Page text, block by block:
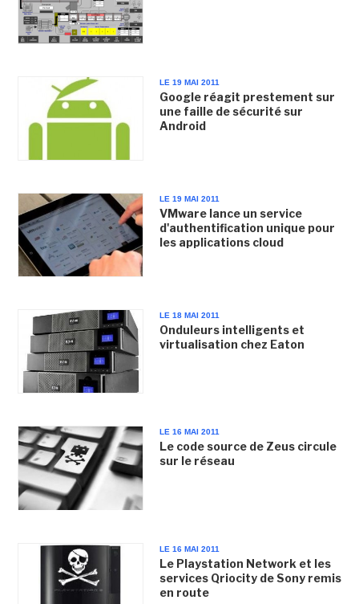
LE 19 MAI 2011
Google réagit prestement sur
une faille de sécurité sur
Android
LE 19 MAI 2011
VMware lance un service
d'authentification unique pour
les applications cloud
LE 18 MAI 2011
Onduleurs intelligents et
virtualisation chez Eaton
LE 16 MAI 2011
Le code source de Zeus circule
sur le réseau
LE 16 MAI 2011
Le Playstation Network et les
services Qriocity de Sony remis
en route